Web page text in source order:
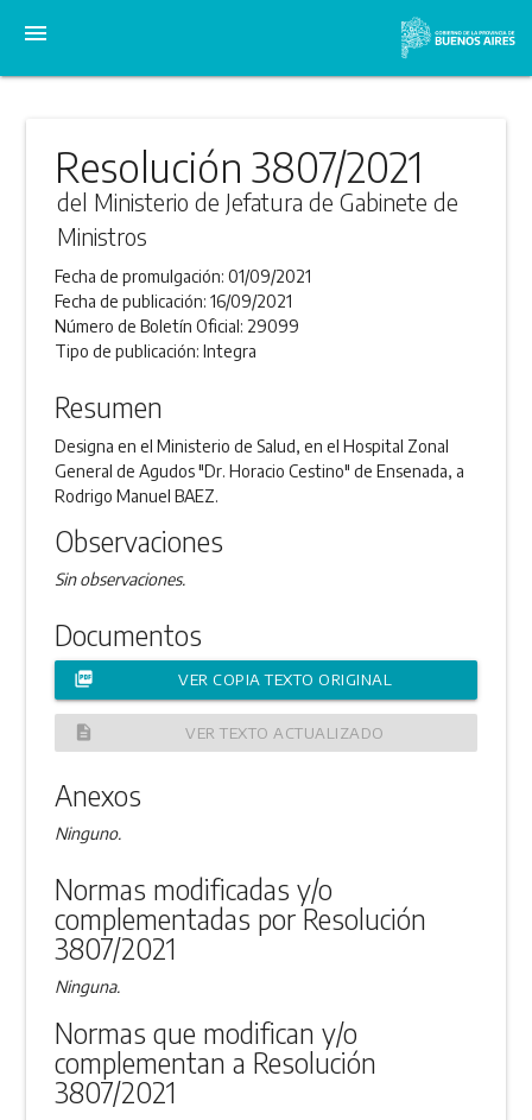
menu
Resolución 3807/2021
del Ministerio de Jefatura de Gabinete de
Ministros
Fecha de promulgación:01/09/2021
Fecha de publicación:16/09/2021
Número de Boletín Oficial: 29099
Tipo de publicación:Integra
Resumen
Designa en el Ministerio de Salud, en el Hospital Zonal
General de Agudos "Dr. Horacio Cestino" de Ensenada, a
Rodrigo Manuel BAEZ.
Observaciones
Sin observaciones.
Documentos
picture_as_pdf VER COPIA TEXTO ORIGINAL
description VER TEXTO ACTUALIZADO
Anexos
Ninguno.
Normas modificadas y/o
complementadas por Resolución
3807/2021
Ninguna.
Normas que modifican y/o
complementan a Resolución
3807/2021